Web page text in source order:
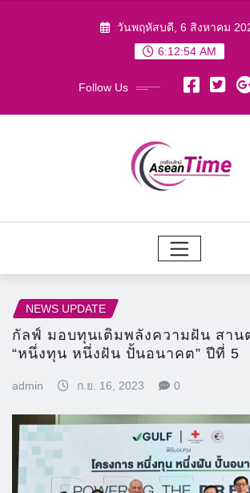
วันพฤหัสบดี, 6 สิงหาคม
6:12:55 AM
Follow Us
NEWS UPDATE
กัลฟ์ มอบทุนเติมพลังความฝัน สาน
“หนึ่งทุน หนึ่งฝัน ปั้นอนาคต” ปีที่ 5
admin ก.ย. 16, 2023 0